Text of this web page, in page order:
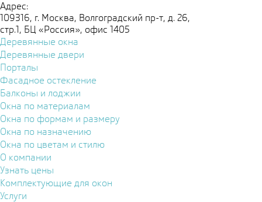
Адрес:
109316, г. Москва, Волгоградский пр-т, д. 26,
стр.1, БЦ «Россия», офис 1405
Деревянные окна
Деревянные двери
Порталы
Фасадное остекление
Балконы и лоджии
Окна по материалам
Окна по формам и размеру
Окна по назначению
Окна по цветам и стилю
О компании
Узнать цены
Комплектующие для окон
Услуги